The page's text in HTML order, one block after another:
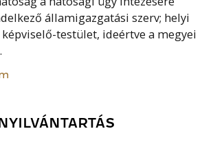
államigazgatási szerv; helyi
testület, ideértve a megyei